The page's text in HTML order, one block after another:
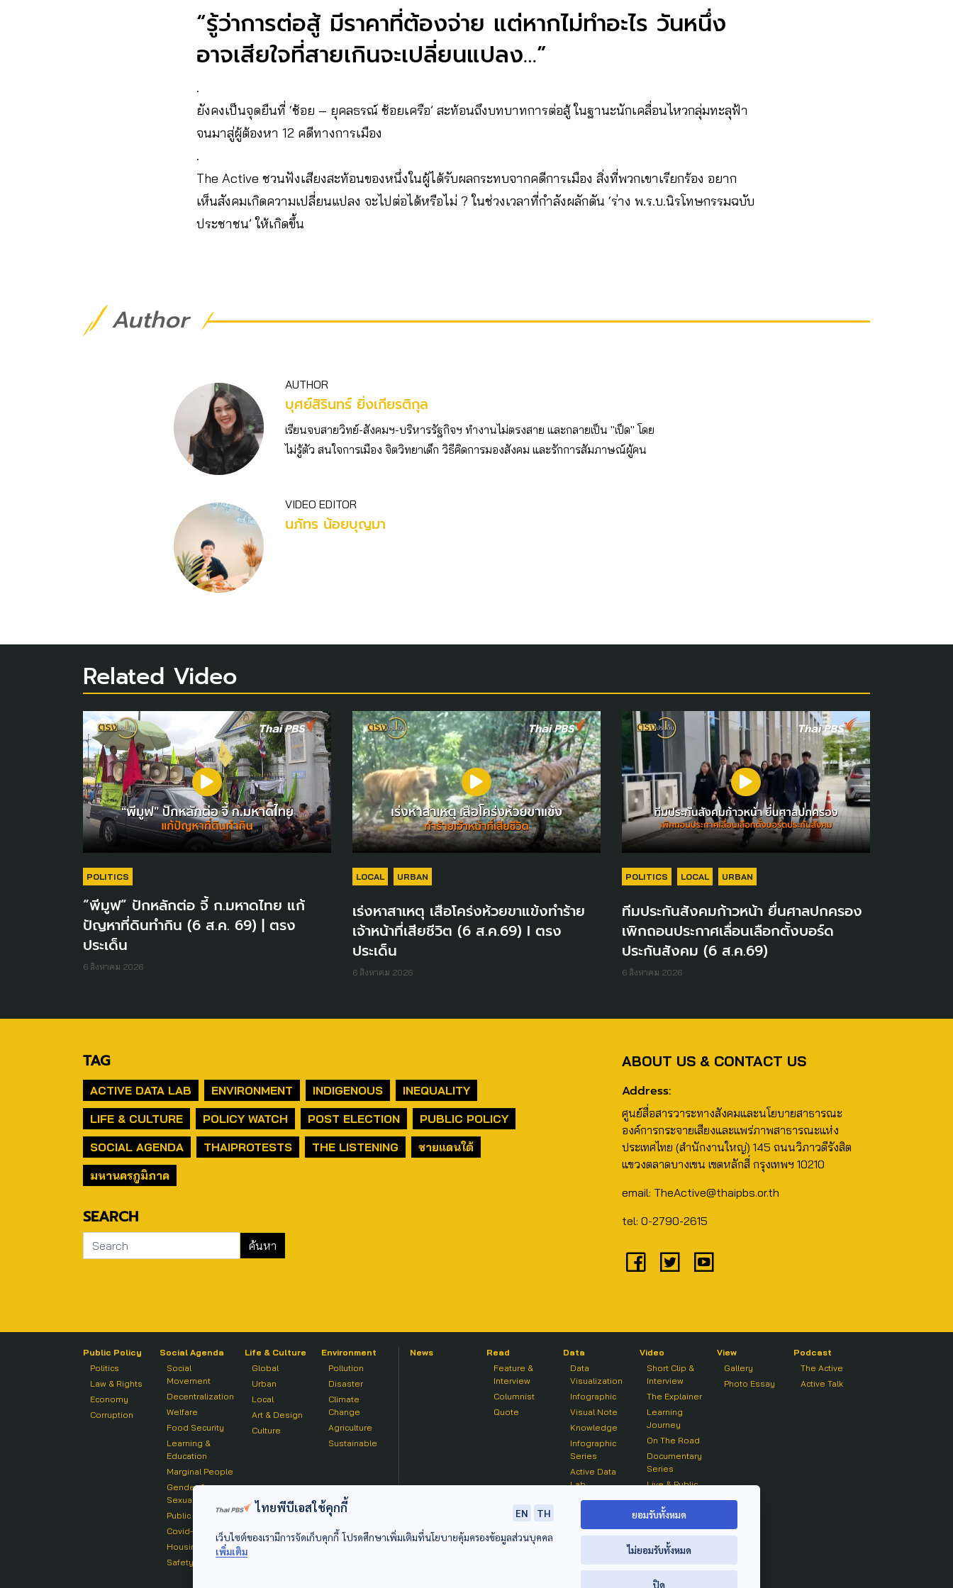
“รู้ว่าการต่อสู้ มีราคาที่ต้องจ่าย แต่หากไม่ทำอะไร วันหนึ่ง
อาจเสียใจที่สายเกินจะเปลี่ยนแปลง…”
.
ยังคงเป็นจุดยืนที่ ‘ช้อย – ยุคลธรณ์ ช้อยเครือ’ สะท้อนถึงบทบาทการต่อสู้ ในฐานะนักเคลื่อนไหวกลุ่มทะลุฟ้า
จนมาสู่ผู้ต้องหา​ 12​ คดี​ทางการเมือง
.
The Active ชวนฟังเสียงสะท้อนของหนึ่งในผู้ได้รับผลกระทบจากคดีการเมือง สิ่งที่พวกเขาเรียกร้อง อยาก
เห็นสังคมเกิดความเปลี่ยนแปลง จะไปต่อได้หรือไม่ ? ในช่วงเวลาที่กำลังผลักดัน ‘ร่าง พ.ร.บ.นิรโทษกรรมฉบับ
ประชาชน’ ให้เกิดขึ้น
Author
AUTHOR
บุศย์สิรินทร์ ยิ่งเกียรติกุล
เรียนจบสายวิทย์-สังคมฯ-บริหารรัฐกิจฯ ทำงานไม่ตรงสาย และกลายเป็น "เป็ด" โดย
ไม่รู้ตัว สนใจการเมือง จิตวิทยาเด็ก วิธีคิดการมองสังคม และรักการสัมภาษณ์ผู้คน
VIDEO EDITOR
นภัทร น้อยบุญมา
Related Video
POLITICS
“พีมูฟ” ปักหลักต่อ จี้ ก.มหาดไทย แก้
ปัญหาที่ดินทำกิน (6 ส.ค. 69) | ตรง
ประเด็น
6 สิงหาคม 2026
LOCAL URBAN
เร่งหาสาเหตุ เสือโคร่งห้วยขาแข้งทำร้าย
เจ้าหน้าที่เสียชีวิต (6 ส.ค.69) I ตรง
ประเด็น
6 สิงหาคม 2026
POLITICS LOCAL URBAN
ทีมประกันสังคมก้าวหน้า ยื่นศาลปกครอง
เพิกถอนประกาศเลื่อนเลือกตั้งบอร์ด
ประกันสังคม (6 ส.ค.69)
6 สิงหาคม 2026
TAG
ACTIVE DATA LAB ENVIRONMENT INDIGENOUS
INEQUALITY
LIFE & CULTURE
POLICY WATCH POST ELECTION
PUBLIC POLICY
SOCIAL AGENDA
THAIPROTESTS THE LISTENING
ชายแดนใต้
มหานครภูมิภาค
SEARCH
ABOUT US & CONTACT US
Address:
ศูนย์สื่อสารวาระทางสังคมและนโยบายสาธารณะ
องค์การกระจายเสียงและแพร่ภาพสาธารณะแห่ง
ประเทศไทย (สำนักงานใหญ่) 145 ถนนวิภาวดีรังสิต
แขวงตลาดบางเขน เขตหลักสี่ กรุงเทพฯ 10210
email: TheActive@thaipbs.or.th
tel: 0-2790-2615
Public Policy
Politics
Law & Rights
Economy
Corruption
Social Agenda
Social
Movement
Decentralization
Welfare
Food Security
Learning &
Education
Marginal People
Gender &
Sexuality
Public Health
Covid-19
Housing
Safety
Life & Culture
Global
Urban
Local
Art & Design
Culture
Environment
Pollution
Disaster
Climate
Change
Agriculture
Sustainable
News
Read
Feature &
Interview
Columnist
Quote
Data
Data
Visualization
Infographic
Visual Note
Knowledge
Infographic
Series
Active Data
Lab
Video
Short Clip &
Interview
The Explainer
Learning
Journey
On The Road
Documentary
Series
Live & Public
On air Clip
View
Gallery
Photo Essay
Podcast
The Active
Active Talk
ไทยพีบีเอสใช้คุกกี้ EN
TH
เว็บไซต์ของเรามีการจัดเก็บคุกกี้ โปรดศึกษาเพิ่มเติมที่นโยบายคุ้มครองข้อมูลส่วนบุคคล
เพิ่มเติม
ยอมรับทั้งหมด
ไม่ยอมรับทั้งหมด
ปิด